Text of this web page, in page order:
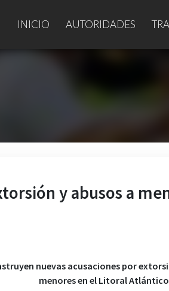
INICIO AUTORIDADES
y abusos a
nuevas acusaciones por
menores en el Litoral Atlántico